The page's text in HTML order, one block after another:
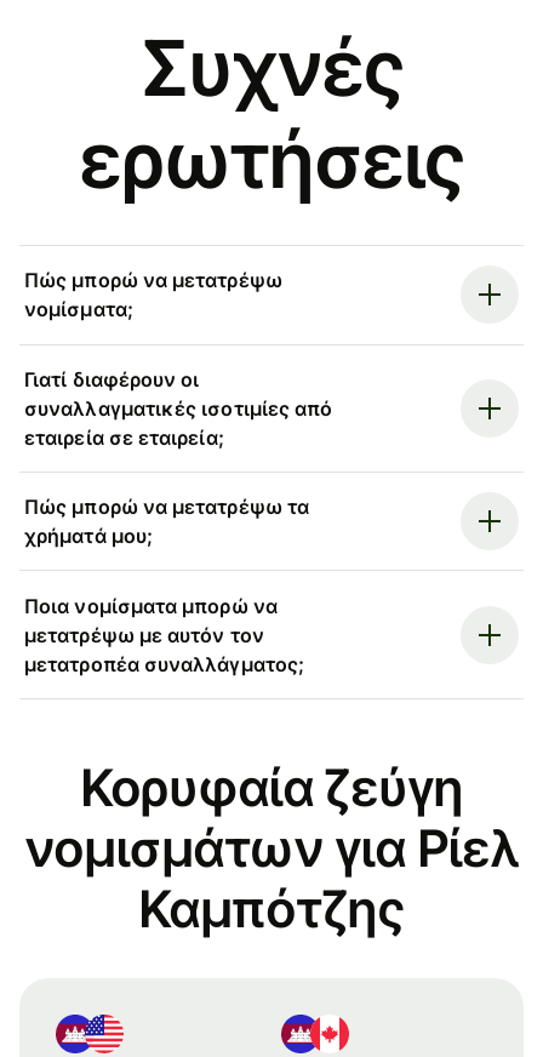
Συχνές
ερωτήσεις
Πώς μπορώ να μετατρέψω
νομίσματα;
Γιατί διαφέρουν οι
συναλλαγματικές ισοτιμίες από
εταιρεία σε εταιρεία;
Πώς μπορώ να μετατρέψω τα
χρήματά μου;
Ποια νομίσματα μπορώ να
μετατρέψω με αυτόν τον
μετατροπέα συναλλάγματος;
Κορυφαία ζεύγη
νομισμάτων για Ρίελ
Καμπότζης